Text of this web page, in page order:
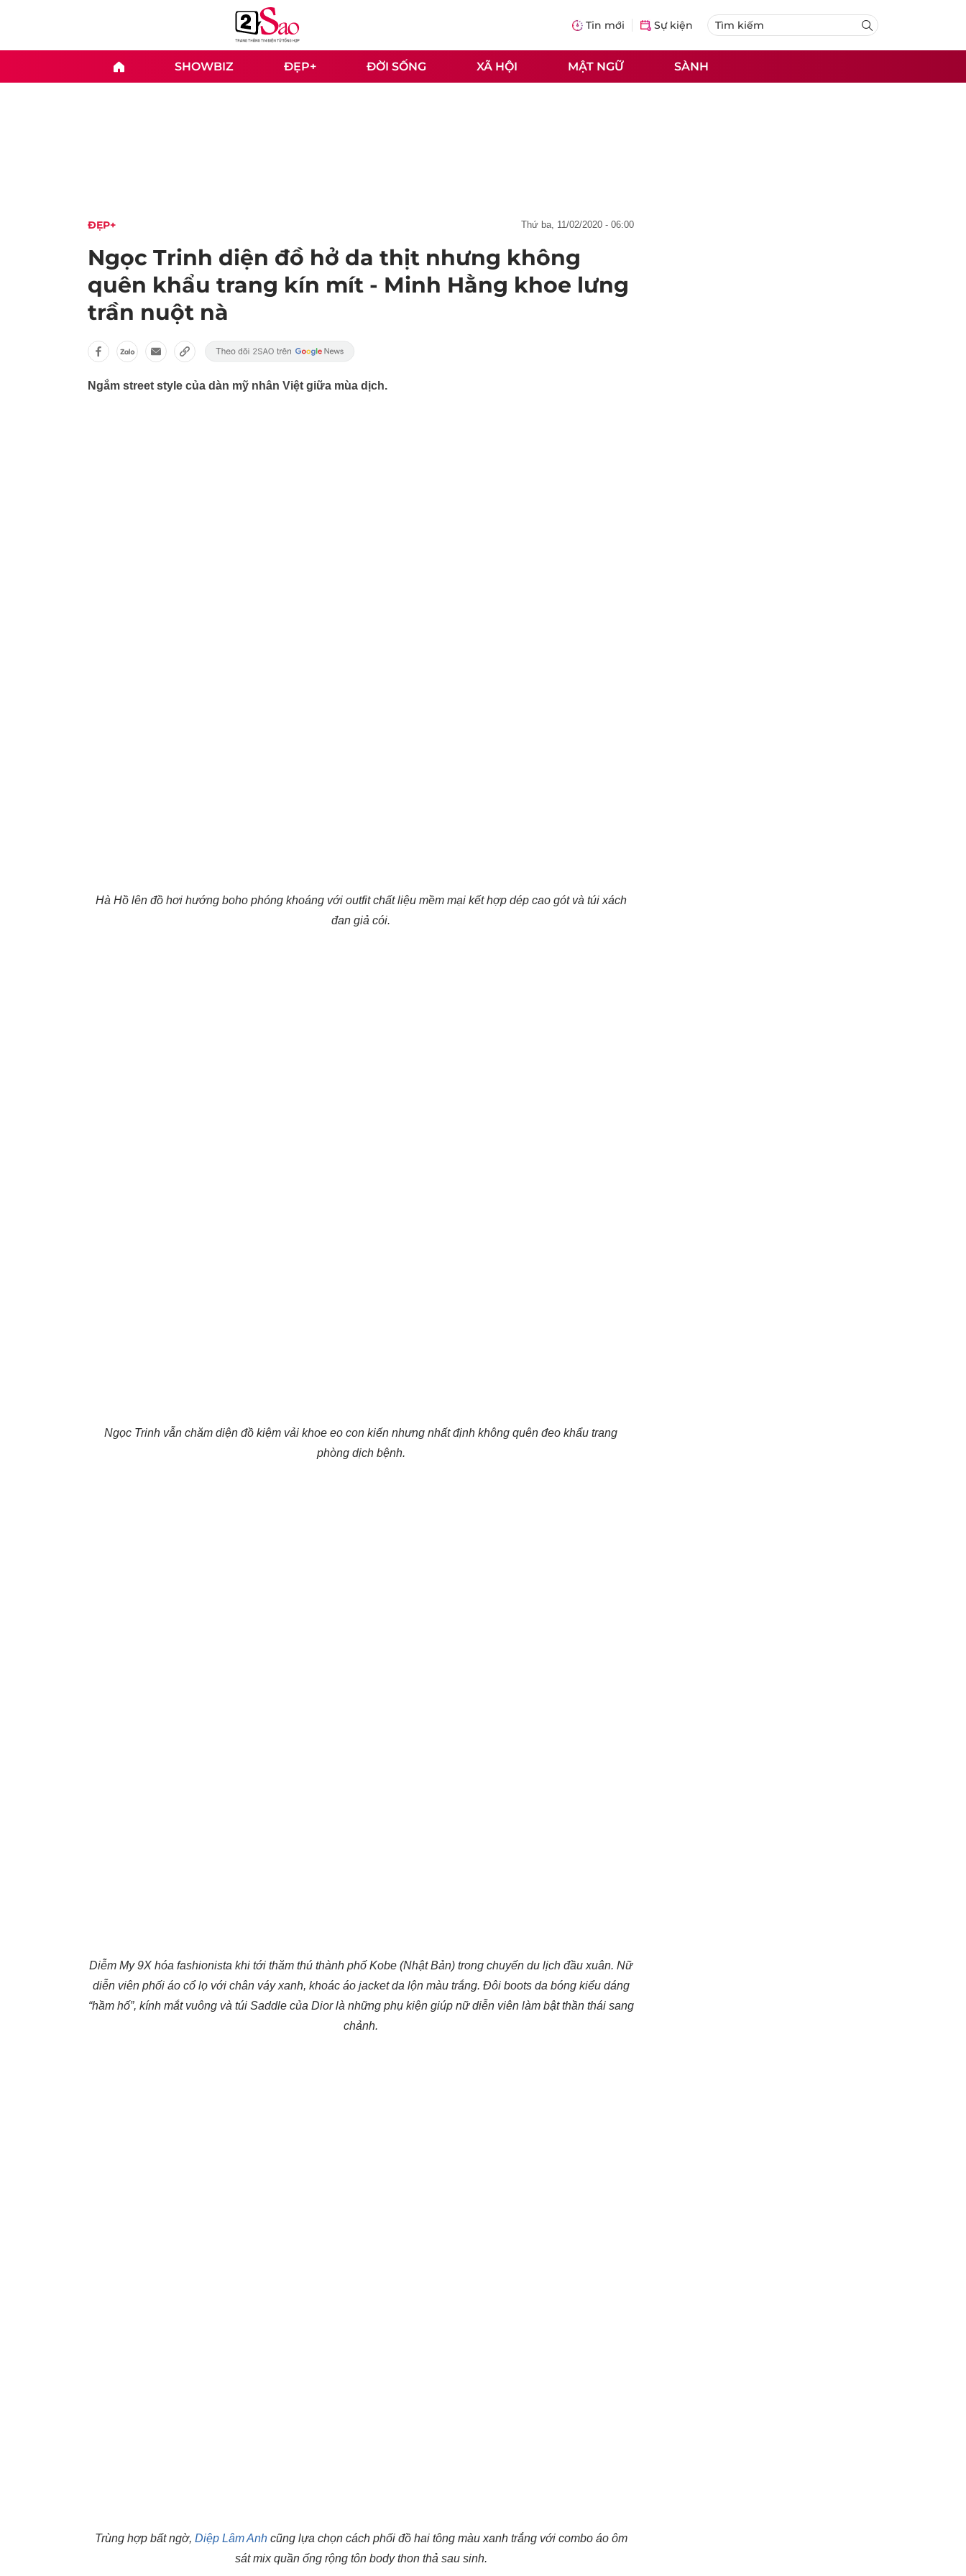
Tin mới Sự kiện
SHOWBIZ ĐẸP+ ĐỜI SỐNG XÃ HỘI MẬT NGỮ SÀNH
ĐẸP+ thứ ba, 11/02/2020 - 06:00
Ngọc Trinh diện đồ hở da thịt nhưng không
quên khẩu trang kín mít - Minh Hằng khoe lưng
trần nuột nà
Ngắm street style của dàn mỹ nhân Việt giữa mùa dịch.
Hà Hồ lên đồ hơi hướng boho phóng khoáng với outfit chất liệu mềm mại kết hợp dép cao gót và túi xách
đan giả cói.
Ngọc Trinh vẫn chăm diện đồ kiệm vải khoe eo con kiến nhưng nhất định không quên đeo khẩu trang
phòng dịch bệnh.
Diễm My 9X hóa fashionista khi tới thăm thú thành phố Kobe (Nhật Bản) trong chuyến du lịch đầu xuân. Nữ
diễn viên phối áo cổ lọ với chân váy xanh, khoác áo jacket da lộn màu trắng. Đôi boots da bóng kiểu dáng
“hầm hố”, kính mắt vuông và túi Saddle của Dior là những phụ kiện giúp nữ diễn viên làm bật thần thái sang
chảnh.
Trùng hợp bất ngờ, Diệp Lâm Anhcũng lựa chọn cách phối đồ hai tông màu xanh trắng với combo áo ôm
sát mix quần ống rộng tôn body thon thả sau sinh.